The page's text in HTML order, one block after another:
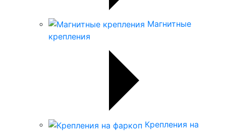
Магнитные
крепления
Крепления на